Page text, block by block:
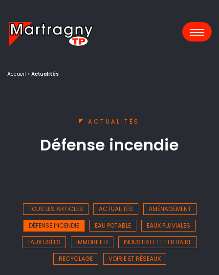
Accueil > Actualités
ACTUALITÉS
Défense incendie
TOUS LES ARTICLES ACTUALITÉS
AMÉNAGEMENT
DÉFENSE INCENDIE
EAU POTABLE
EAUX PLUVIALES
EAUX USÉES
IMMOBILIER
INDUSTRIEL ET TERTIAIRE
RECYCLAGE
VOIRIE ET RÉSEAUX